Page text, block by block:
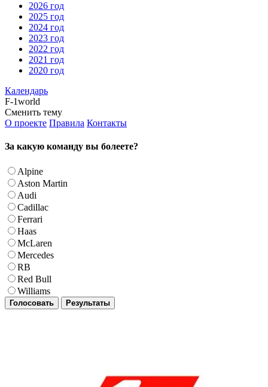
2026 год
2025 год
2024 год
2023 год
2022 год
2021 год
2020 год
Календарь
F-1world
Сменить тему
О проекте Правила Контакты
За какую команду вы болеете?
Alpine
Aston Martin
Audi
Cadillac
Ferrari
Haas
McLaren
Mercedes
RB
Red Bull
Williams
Голосовать Результаты